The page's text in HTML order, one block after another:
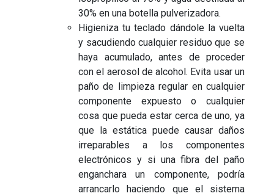
30% en una botella pulverizadora.
Higieniza tu teclado dándole la vuelta
y sacudiendo cualquier residuo que se
haya acumulado, antes de proceder
con el aerosol de alcohol. Evita usar un
paño de limpieza regular en cualquier
componente expuesto o cualquier
cosa que pueda estar cerca de uno, ya
que la estática puede causar daños
irreparables a los componentes
electrónicos y si una fibra del paño
enganchara un componente, podría
arrancarlo haciendo que el sistema